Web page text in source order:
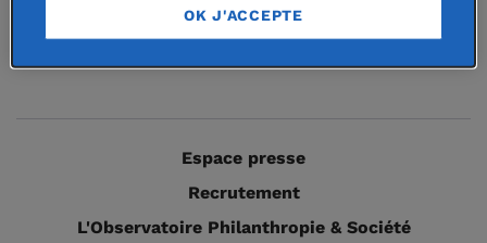
affaires internationales de la Fondation de France
Espace presse
Recrutement
L'Observatoire Philanthropie & Société
OK J'ACCEPTE